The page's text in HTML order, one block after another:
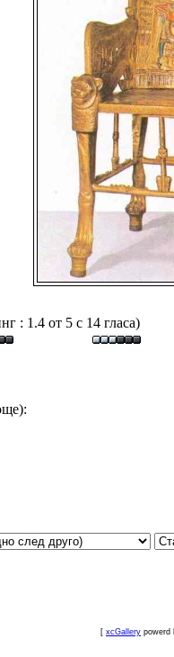
: 1.4 от 5 с 14 гласа)
[ xcGallery